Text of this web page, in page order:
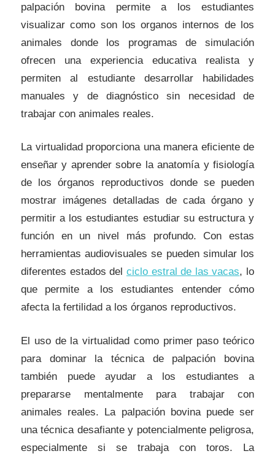
palpación bovina permite a los estudiantes
visualizar como son los organos internos de los
animales donde los programas de simulación
ofrecen una experiencia educativa realista y
permiten al estudiante desarrollar habilidades
manuales y de diagnóstico sin necesidad de
trabajar con animales reales.
La virtualidad proporciona una manera eficiente de
enseñar y aprender sobre la anatomía y fisiología
de los órganos reproductivos donde se pueden
mostrar imágenes detalladas de cada órgano y
permitir a los estudiantes estudiar su estructura y
función en un nivel más profundo. Con estas
herramientas audiovisuales se pueden simular los
diferentes estados del ciclo estral de las vacas, lo
que permite a los estudiantes entender cómo
afecta la fertilidad a los órganos reproductivos.
El uso de la virtualidad como primer paso teórico
para dominar la técnica de palpación bovina
también puede ayudar a los estudiantes a
prepararse mentalmente para trabajar con
animales reales. La palpación bovina puede ser
una técnica desafiante y potencialmente peligrosa,
especialmente si se trabaja con toros. La